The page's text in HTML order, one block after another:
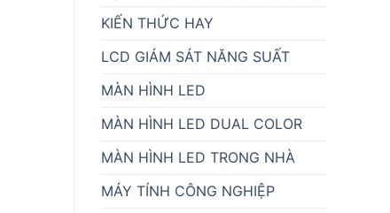
KIẾN THỨC HAY
LCD GIÁM SÁT NĂNG SUẤT
MÀN HÌNH LED
MÀN HÌNH LED DUAL COLOR
MÀN HÌNH LED TRONG NHÀ
MÁY TÍNH CÔNG NGHIỆP